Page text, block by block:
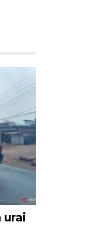
urai